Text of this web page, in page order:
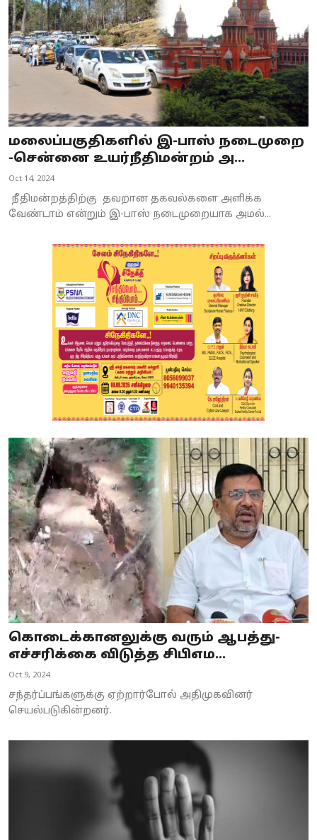
மலைப்பகுதிகளில் இ-பாஸ் நடைமுறை
-சென்னை உயர்நீதிமன்றம் அ...
Oct 14, 2024
நீதிமன்றத்திற்கு தவறான தகவல்களை அளிக்க
வேண்டாம் என்றும் இ-பாஸ் நடைமுறையாக அமல்...
கொடைக்கானலுக்கு வரும் ஆபத்து-
எச்சரிக்கை விடுத்த சிபிஎம...
Oct 9, 2024
சந்தர்ப்பங்களுக்கு ஏற்றார்போல் அதிமுகவினர்
செயல்படுகின்றனர்.